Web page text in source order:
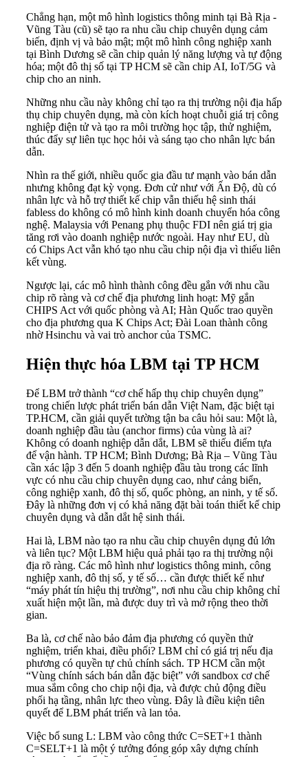
Chẳng hạn, một mô hình logistics thông minh tại Bà Rịa -
Vũng Tàu (cũ) sẽ tạo ra nhu cầu chip chuyên dụng cảm
biến, định vị và bảo mật; một mô hình công nghiệp xanh
tại Bình Dương sẽ cần chip quản lý năng lượng và tự động
hóa; một đô thị số tại TP HCM sẽ cần chip AI, IoT/5G và
chip cho an ninh.
Những nhu cầu này không chỉ tạo ra thị trường nội địa hấp
thụ chip chuyên dụng, mà còn kích hoạt chuỗi giá trị công
nghiệp điện tử và tạo ra môi trường học tập, thử nghiệm,
thúc đẩy sự liên tục học hỏi và sáng tạo cho nhân lực bán
dẫn.
Nhìn ra thế giới, nhiều quốc gia đầu tư mạnh vào bán dẫn
nhưng không đạt kỳ vọng. Đơn cử như với Ấn Độ, dù có
nhân lực và hỗ trợ thiết kế chip vẫn thiếu hệ sinh thái
fabless do không có mô hình kinh doanh chuyển hóa công
nghệ. Malaysia với Penang phụ thuộc FDI nên giá trị gia
tăng rơi vào doanh nghiệp nước ngoài. Hay như EU, dù
có Chips Act vẫn khó tạo nhu cầu chip nội địa vì thiếu liên
kết vùng.
Ngược lại, các mô hình thành công đều gắn với nhu cầu
chip rõ ràng và cơ chế địa phương linh hoạt: Mỹ gắn
CHIPS Act với quốc phòng và AI; Hàn Quốc trao quyền
cho địa phương qua K Chips Act; Đài Loan thành công
nhờ Hsinchu và vai trò anchor của TSMC.
Hiện thực hóa LBM tại TP HCM
Để LBM trở thành “cơ chế hấp thụ chip chuyên dụng”
trong chiến lược phát triển bán dẫn Việt Nam, đặc biệt tại
TP.HCM, cần giải quyết tường tận ba câu hỏi sau: Một là,
doanh nghiệp đầu tàu (anchor firms) của vùng là ai?
Không có doanh nghiệp dẫn dắt, LBM sẽ thiếu điểm tựa
để vận hành. TP HCM; Bình Dương; Bà Rịa – Vũng Tàu
cần xác lập 3 đến 5 doanh nghiệp đầu tàu trong các lĩnh
vực có nhu cầu chip chuyên dụng cao, như cảng biển,
công nghiệp xanh, đô thị số, quốc phòng, an ninh, y tế số.
Đây là những đơn vị có khả năng đặt bài toán thiết kế chip
chuyên dụng và dẫn dắt hệ sinh thái.
Hai là, LBM nào tạo ra nhu cầu chip chuyên dụng đủ lớn
và liên tục? Một LBM hiệu quả phải tạo ra thị trường nội
địa rõ ràng. Các mô hình như logistics thông minh, công
nghiệp xanh, đô thị số, y tế số… cần được thiết kế như
“máy phát tín hiệu thị trường”, nơi nhu cầu chip không chỉ
xuất hiện một lần, mà được duy trì và mở rộng theo thời
gian.
Ba là, cơ chế nào bảo đảm địa phương có quyền thử
nghiệm, triển khai, điều phối? LBM chỉ có giá trị nếu địa
phương có quyền tự chủ chính sách. TP HCM cần một
“Vùng chính sách bán dẫn đặc biệt” với sandbox cơ chế
mua sắm công cho chip nội địa, và được chủ động điều
phối hạ tầng, nhân lực theo vùng. Đây là điều kiện tiên
quyết để LBM phát triển và lan tỏa.
Việc bổ sung L: LBM vào công thức C=SET+1 thành
C=SELT+1 là một ý tưởng đóng góp xây dựng chính